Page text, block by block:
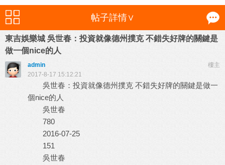
帖子詳情∨
東吉娛樂城 吳世春：投資就像德州撲克 不錯失好牌的關鍵是
做一個nice的人
樓主
admin
2017-8-17 15:12:21
吳世春：投資就像德州撲克 不錯失好牌的關鍵是做一
個nice的人
吳世春
780
2016-07-25
151
吳世春